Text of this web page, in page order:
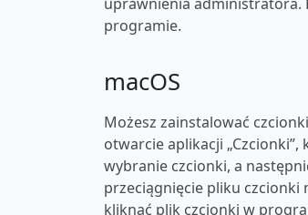
programie.
macOS
Możesz zainstalować
otwarcie aplikacji
wybranie czcionki, a
przeciągnięcie pliku czcionki
kliknąć plik czcionki w